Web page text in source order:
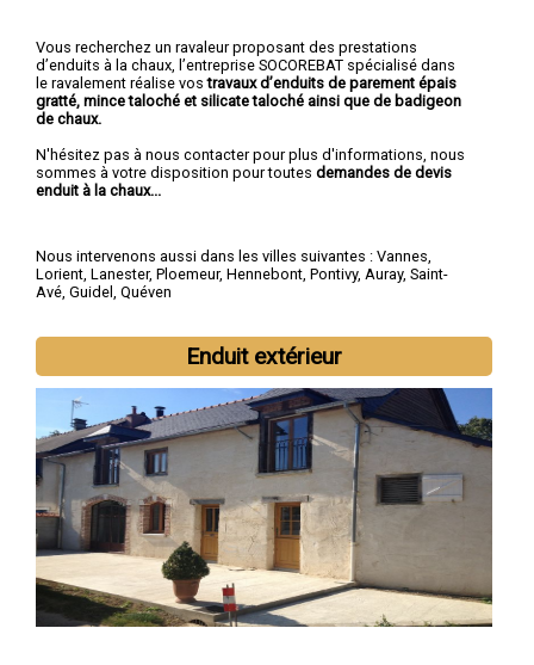
Vous recherchez un ravaleur proposant des prestations
d’enduits à la chaux, l’entreprise SOCOREBAT spécialisé dans
le ravalement réalise vostravaux d’enduits de parement épais
gratté, mince taloché et silicate taloché ainsi que de badigeon
de chaux.
N'hésitez pas à nous contacter pour plus d'informations, nous
sommes à votre disposition pour toutes demandes de devis
enduit à la chaux...
Nous intervenons aussi dans les villes suivantes : Vannes,
Lorient, Lanester, Ploemeur, Hennebont, Pontivy, Auray, Saint-
Avé, Guidel , Quéven
Enduit extérieur